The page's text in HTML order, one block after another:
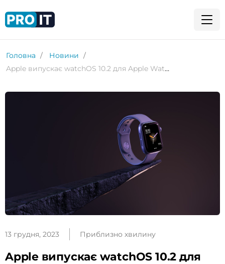
Головна
Новини
Apple випускає watchOS 10.2 для Apple Watch: що нового
13 грудня, 2023 Приблизно хвилину
Apple випускає watchOS 10.2 для